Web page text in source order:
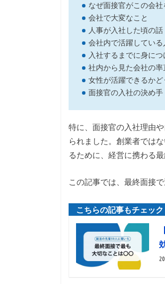
なぜ面接官がこの会
会社で大変なこと
人事が入社した頃の話
会社内で活躍してい
入社するまでに身に
社内から見た会社の率
女性が活躍できるかど
面接官の入社の決め手
特に、面接官の入社理由
られました。創業者では
るために、経営に携わる
この記事では、最終面接